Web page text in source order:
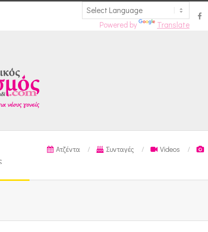
Powered by Translate
Ατζέντα Συνταγές Videos